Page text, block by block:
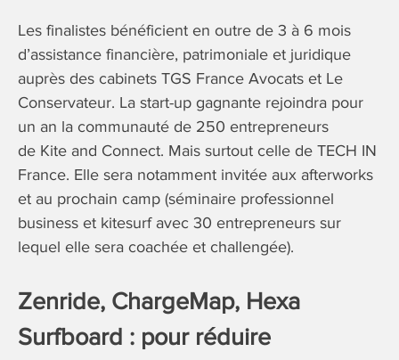
Les finalistes bénéficient en outre de 3 à 6 mois
d’assistance financière, patrimoniale et juridique
auprès des cabinets TGS France Avocats et Le
Conservateur. La start-up gagnante rejoindra pour
un an la communauté de 250 entrepreneurs
de Kite and Connect. Mais surtout celle de TECH IN
France. Elle sera notamment invitée aux afterworks
et au prochain camp (séminaire professionnel
business et kitesurf avec 30 entrepreneurs sur
lequel elle sera coachée et challengée).
Zenride, ChargeMap, Hexa
Surfboard : pour réduire